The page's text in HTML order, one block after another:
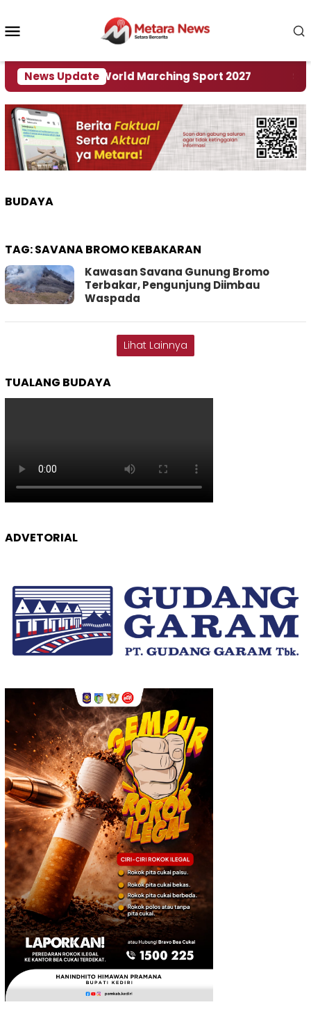
konten
News Update
Rumah World Marching Sport 2027 ‎Soal
BUDAYA
TAG:SAVANA BROMO KEBAKARAN
Kawasan Savana Gunung Bromo
Terbakar, Pengunjung Diimbau
Waspada
Lihat Lainnya
TUALANG BUDAYA
ADVETORIAL